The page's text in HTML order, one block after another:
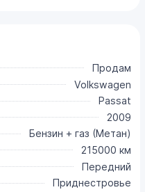
Продам
Volkswagen
Passat
2009
Бензин + газ (Метан)
215000 км
Передний
Приднестровье